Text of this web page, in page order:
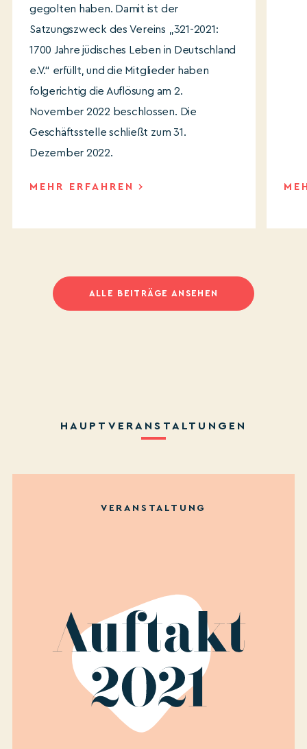
gegolten haben. Damit ist der
Satzungszweck des Vereins „321-2021:
1700 Jahre jüdisches Leben in Deutschland
e.V.“ erfüllt, und die Mitglieder haben
folgerichtig die Auflösung am 2.
November 2022 beschlossen. Die
Geschäftsstelle schließt zum 31.
Dezember 2022.
MEHR ERFAHREN
ALLE BEITRÄGE ANSEHEN
HAUPTVERANSTALTUNGEN
VERANSTALTUNG